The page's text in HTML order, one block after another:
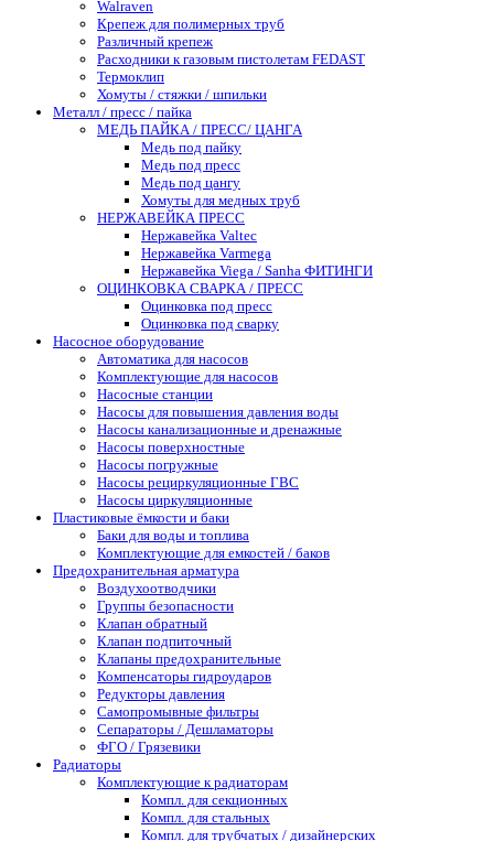
Walraven
Крепеж для полимерных труб
Различный крепеж
Расходники к газовым пистолетам FEDAST
Термоклип
Хомуты / стяжки / шпильки
Металл / пресс / пайка
МЕДЬ ПАЙКА / ПРЕСС/ ЦАНГА
Медь под пайку
Медь под пресс
Медь под цангу
Хомуты для медных труб
НЕРЖАВЕЙКА ПРЕСС
Нержавейка Valtec
Нержавейка Varmega
Нержавейка Viega / Sanha ФИТИНГИ
ОЦИНКОВКА СВАРКА / ПРЕСС
Оцинковка под пресс
Оцинковка под сварку
Насосное оборудование
Автоматика для насосов
Комплектующие для насосов
Насосные станции
Насосы для повышения давления воды
Насосы канализационные и дренажные
Насосы поверхностные
Насосы погружные
Насосы рециркуляционные ГВС
Насосы циркуляционные
Пластиковые ёмкости и баки
Баки для воды и топлива
Комплектующие для емкостей / баков
Предохранительная арматура
Воздухоотводчики
Группы безопасности
Клапан обратный
Клапан подпиточный
Клапаны предохранительные
Компенсаторы гидроударов
Редукторы давления
Самопромывные фильтры
Сепараторы / Дешламаторы
ФГО / Грязевики
Радиаторы
Комплектующие к радиаторам
Компл. для секционных
Компл. для стальных
Компл. для трубчатых / дизайнерских